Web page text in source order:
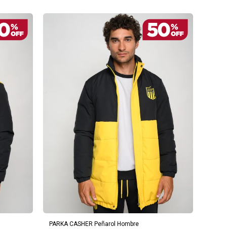
PARKA CASHER Peñarol Hombre
AGREGAR AL CARRITO